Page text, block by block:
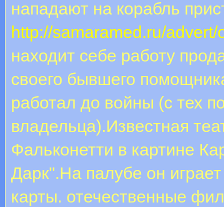
нападают на корабль
http://samaramed.ru/
находит себе работу
своего бывшего
работал до войны (с тех
владельца).Известная
Фальконетти в картине
Дарк".На палубе он
карты. отечественные